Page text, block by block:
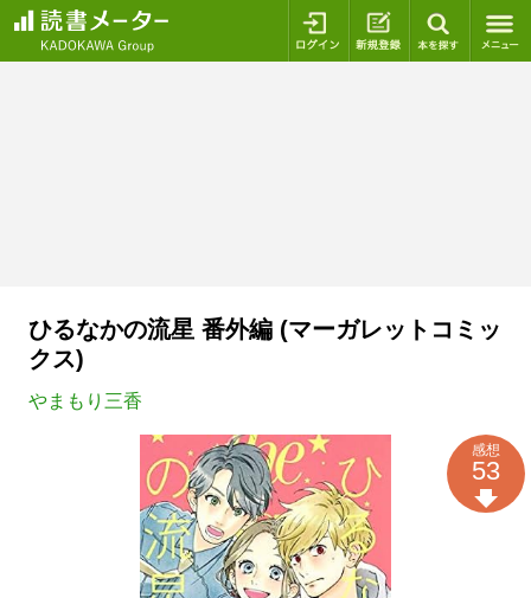
ログイン 新規登録
ひるなかの流星 番外編 (マーガレットコミッ
クス)
やまもり三香
感想
53